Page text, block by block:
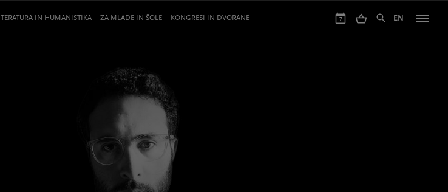
IN HUMANISTIKA ZA MLADE IN ŠOLE KONGRESI IN DVORANE 7 EN